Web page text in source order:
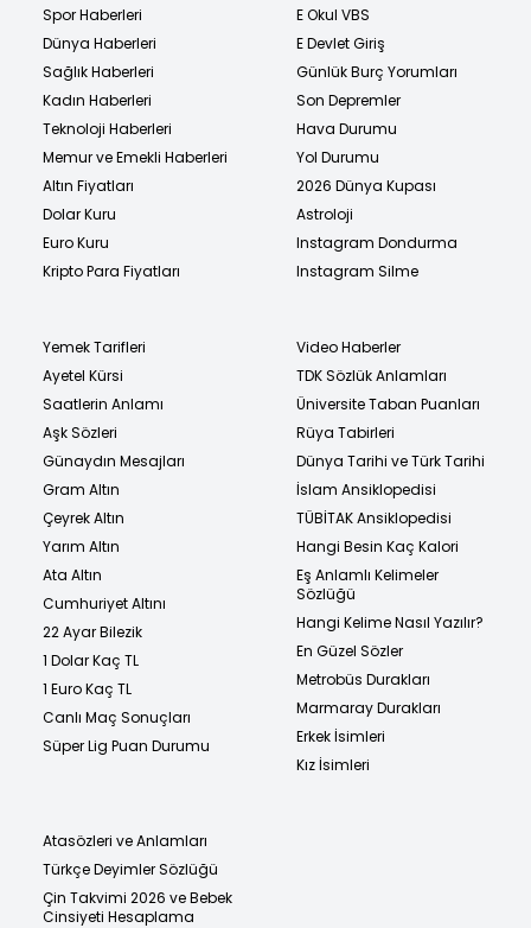
Spor Haberleri
Dünya Haberleri
Sağlık Haberleri
Kadın Haberleri
Teknoloji Haberleri
Memur ve Emekli Haberleri
Altın Fiyatları
Dolar Kuru
Euro Kuru
Kripto Para Fiyatları
E Okul VBS
E Devlet Giriş
Günlük Burç Yorumları
Son Depremler
Hava Durumu
Yol Durumu
2026 Dünya Kupası
Astroloji
Instagram Dondurma
Instagram Silme
Yemek Tarifleri
Ayetel Kürsi
Saatlerin Anlamı
Aşk Sözleri
Günaydın Mesajları
Gram Altın
Çeyrek Altın
Yarım Altın
Ata Altın
Cumhuriyet Altını
22 Ayar Bilezik
1 Dolar Kaç TL
1 Euro Kaç TL
Canlı Maç Sonuçları
Süper Lig Puan Durumu
Video Haberler
TDK Sözlük Anlamları
Üniversite Taban Puanları
Rüya Tabirleri
Dünya Tarihi ve Türk Tarihi
İslam Ansiklopedisi
TÜBİTAK Ansiklopedisi
Hangi Besin Kaç Kalori
Eş Anlamlı Kelimeler
Sözlüğü
Hangi Kelime Nasıl Yazılır?
En Güzel Sözler
Metrobüs Durakları
Marmaray Durakları
Erkek İsimleri
Kız İsimleri
Atasözleri ve Anlamları
Türkçe Deyimler Sözlüğü
Çin Takvimi 2026 ve Bebek
Cinsiyeti Hesaplama